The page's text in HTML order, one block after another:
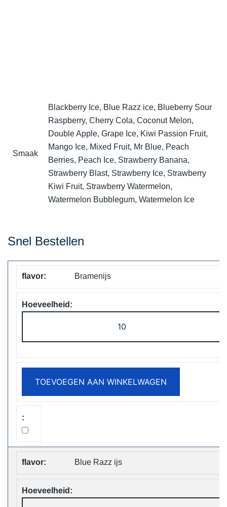
Smaak
Blackberry Ice, Blue Razz ice, Blueberry Sour
Raspberry, Cherry Cola, Coconut Melon,
Double Apple, Grape Ice, Kiwi Passion Fruit,
Mango Ice, Mixed Fruit, Mr Blue, Peach
Berries, Peach Ice, Strawberry Banana,
Strawberry Blast, Strawberry Ice, Strawberry
Kiwi Fruit, Strawberry Watermelon,
Watermelon Bubblegum, Watermelon Ice
Snel Bestellen
Bramenijs
Box
Digital
Disposable
Vape
TOEVOEGEN AAN WINKELWAGEN
Blue Razz ijs